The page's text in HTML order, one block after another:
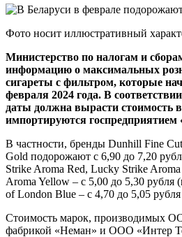
Фото носит иллюстративный
Министерство по налогам и
информацию о максимальных
сигареты с фильтром, которые
февраля 2024 года. В
даты должна вырасти стоимость
импортируются госпредприятием
В частности, бренды Dunhill Fine
Gold подорожают с 6,90 до 7,20
Strike Aroma Red, Lucky Strike
Aroma Yellow – с 5,00 до 5,30 рубля
of London Blue – с 4,70 до 5,05
Стоимость марок, производимых
фабрикой «Неман» и ООО «Интер